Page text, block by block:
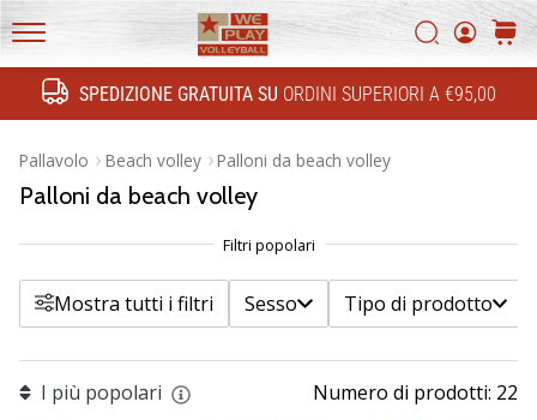
SPEDIZIONE GRATUITA SU ORDINI SUPERIORI A €95,00
WePlayVolleyball.it
Ricerca
Ricerca
FF
4!
Conosci
gli
aggiornamenti
tecnici
capisce
la
pena…
11. 8. 2022
Pallavolo Beach volley Palloni da beach volley
Palloni da beach volley
Mostra tutti i filtri Sesso Tipo di prodotto
Filtr
Sesso
Tipo di prodotto
Marca
Prezzo
Mostra prodotti
I più popolari Numero di prodotti: 22